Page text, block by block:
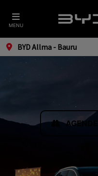
MENU
BYD Allma - Bauru